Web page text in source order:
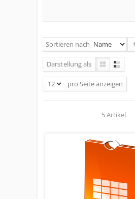
Sortieren nach
Darstellung als
pro Seiteanzeigen
5 Artikel